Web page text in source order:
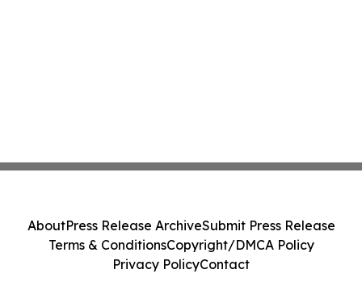
AboutPress Release ArchiveSubmit Press Release
Terms & ConditionsCopyright/DMCA Policy
Privacy PolicyContact